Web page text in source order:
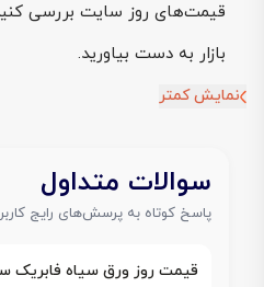
قیمت‌های روز سایت بررسی کنید
بازار به دست بیاورید.
نمایش کمتر
سوالات متداول
پاسخ کوتاه به پرسش‌های رایج